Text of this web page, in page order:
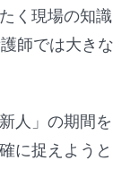
く現場の知識
師では大きな
人」の期間を
に捉えようと